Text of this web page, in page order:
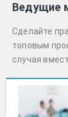
Ведущие
Сделайте
топовым
случая